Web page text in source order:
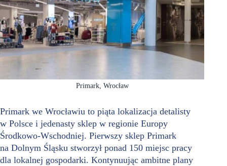
Primark, Wrocław
Primark we Wrocławiu to piąta lokalizacja detalisty
w Polsce i jedenasty sklep w regionie Europy
Środkowo-Wschodniej. Pierwszy sklep Primark
na Dolnym Śląsku stworzył ponad 150 miejsc pracy
dla lokalnej gospodarki. Kontynuując ambitne plany